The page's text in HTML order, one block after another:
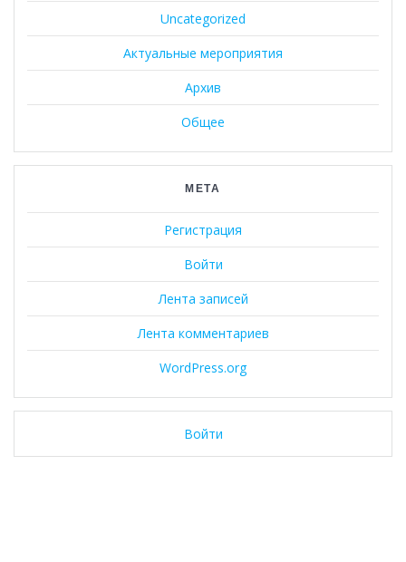
Uncategorized
Актуальные мероприятия
Архив
Общее
МЕТА
Регистрация
Войти
Лента записей
Лента комментариев
WordPress.org
Войти